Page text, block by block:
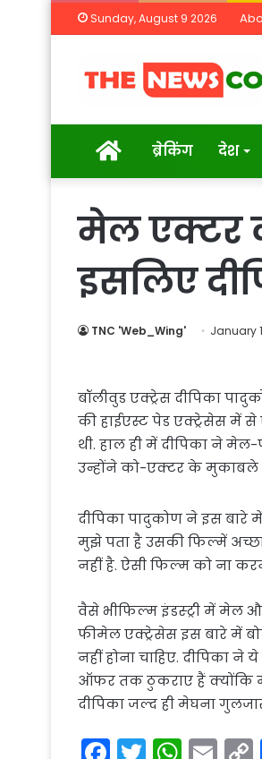
Sunday, August 9 2026
Homeब्रेकिंग देश
मेल एक्टर
इसलिए
TNC 'Web_Wing' January
बॉलीवुड एक्ट्रेस दीपिका
की हाईएस्ट पेड एक्ट्रेसेस में से
थी. हाल ही में दीपिका ने
उन्होंने को-एक्टर के मुकाबले
दीपिका पादुकोण ने इस बारे
मुझे पता है उसकी फिल्में
नहीं है. ऐसी फिल्म को ना
वैसे भीफिल्म इंडस्ट्री में मेल
फीमेल एक्ट्रेसेस इस बारे में
नहीं होना चाहिए. दीपिका
ऑफर तक ठुकराए हैं क्योंकि मैं
दीपिका जल्द ही मेघना